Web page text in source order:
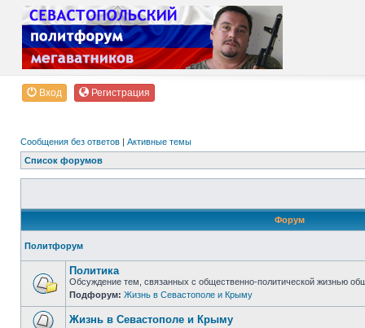
Вход Регистрация
Сообщения без ответов | Активные темы
Список форумов
Форум
Политфорум
Политика
Обсуждение тем, связанных с общественно-политической жизнью
Подфорум: Жизнь в Севастополе и Крыму
Жизнь в Севастополе и Крыму